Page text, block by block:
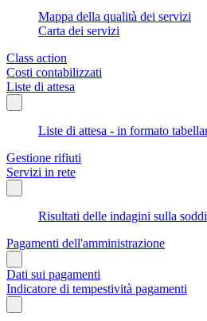
Mappa della qualità dei servizi
Carta dei servizi
Class action
Costi contabilizzati
Liste di attesa
Liste di attesa - in formato
Gestione rifiuti
Servizi in rete
Risultati delle indagini sulla
Pagamenti dell'amministrazione
Dati sui pagamenti
Indicatore di tempestività pagamenti